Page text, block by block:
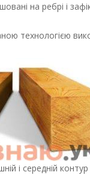
на ребрі і
технологією
і середній